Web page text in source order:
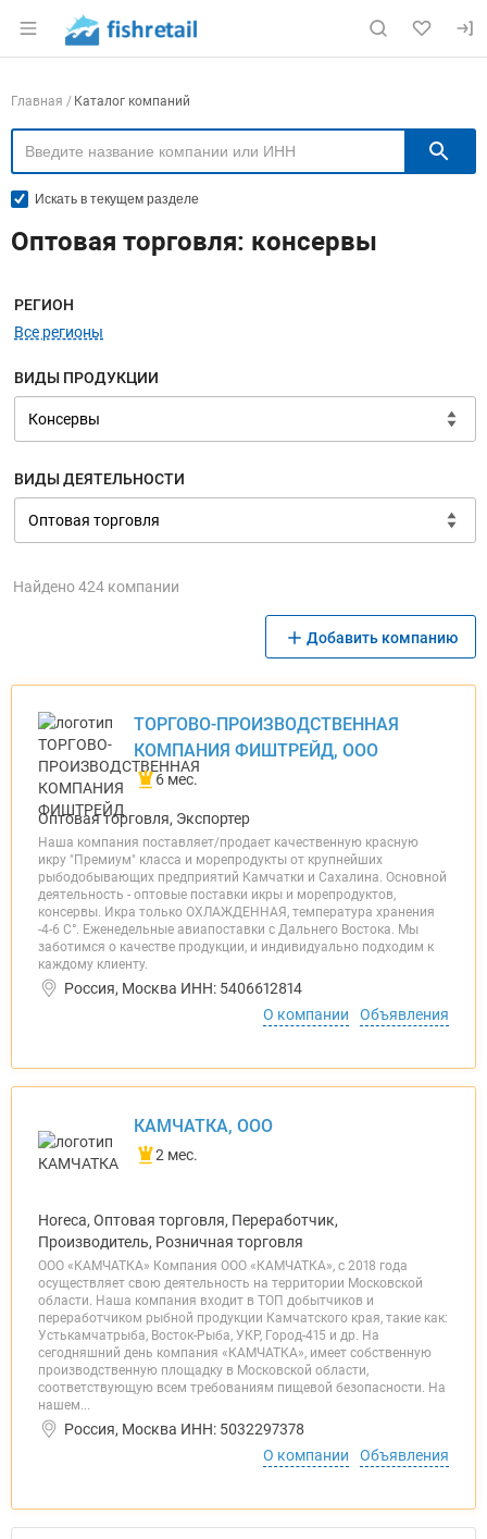
Раздел навигации по сайту fishretail.ru
Навигация по компаниям
Главная Каталог компаний
Искать в текущем разделе
Оптовая торговля: консервы
Меню навигации
РЕГИОН
Все регионы
ВИДЫ ПРОДУКЦИИ
ВИДЫ ДЕЯТЕЛЬНОСТИ
Найдено 424 компании
Добавить компанию
ТОРГОВО-ПРОИЗВОДСТВЕННАЯ
КОМПАНИЯ ФИШТРЕЙД, ООО
6 мес.
Оптовая торговля, Экспортер
Наша компания поставляет/продает качественную красную
икру "Премиум" класса и морепродукты от крупнейших
рыбодобывающих предприятий Камчатки и Сахалина. Основной
деятельность - оптовые поставки икры и морепродуктов,
консервы. Икра только ОХЛАЖДЕННАЯ, температура хранения
-4-6 С°. Еженедельные авиапоставки с Дальнего Востока. Мы
заботимся о качестве продукции, и индивидуально подходим к
каждому клиенту.
Россия, Москва ИНН: 5406612814
О компании
Объявления
КАМЧАТКА, ООО
2 мес.
Horeca, Оптовая торговля, Переработчик,
Производитель, Розничная торговля
ООО «КАМЧАТКА» Компания ООО «КАМЧАТКА», с 2018 года
осуществляет свою деятельность на территории Московской
области. Наша компания входит в ТОП добытчиков и
переработчиком рыбной продукции Камчатского края, такие как:
Устькамчатрыба, Восток-Рыба, УКР, Город-415 и др. На
сегодняшний день компания «КАМЧАТКА», имеет собственную
производственную площадку в Московской области,
соответствующую всем требованиям пищевой безопасности. На
нашем...
Россия, Москва ИНН: 5032297378
О компании
Объявления